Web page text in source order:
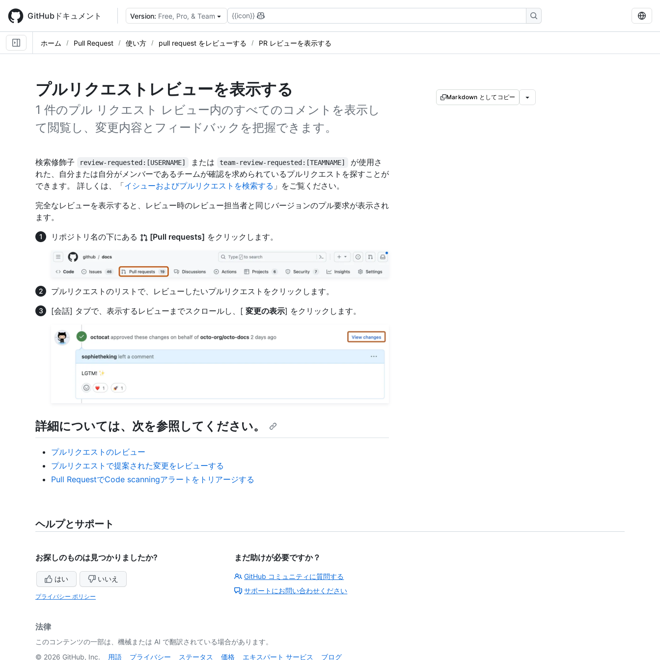
main
content
GitHubドキュメント Version: Free, Pro, & Team {{icon}}
ホーム Pull Request 使い方 pull request をレビューする PR レビューを表示する
プルリクエストレビューを表示する
1 件のプル リクエスト レビュー内のすべてのコメントを表示し
て閲覧し、変更内容とフィードバックを把握できます。
Markdown としてコピー
検索修飾子 review-requested:[USERNAME] または team-review-requested:[TEAMNAME]
が使用さ
れた、自分または自分がメンバーであるチームが確認を求められているプルリクエストを探すことが
できます。 詳しくは、「イシューおよびプルリクエストを検索する 」をご覧ください。
完全なレビューを表示すると、レビュー時のレビュー担当者と同じバージョンのプル要求が表示され
ます。
リポジトリ名の下にある
[Pull requests] をクリックします。
プルリクエストのリストで、レビューしたいプルリクエストをクリックします。
[会話] タブで、表示するレビューまでスクロールし、[ 変更の表示] をクリックします。
詳細については、次を参照してください。
プルリクエストのレビュー
プルリクエストで提案された変更をレビューする
Pull RequestでCode scanningアラートをトリアージする
ヘルプとサポート
お探しのものは見つかりましたか?
はい いいえ
プライバシー ポリシー
まだ助けが必要ですか？
GitHub コミュニティに質問する
サポートにお問い合わせください
法律
このコンテンツの一部は、機械または AI で翻訳されている場合があります。
© 2026 GitHub, Inc. 用語 プライバシー ステータス 価格 エキスパート サービス ブログ